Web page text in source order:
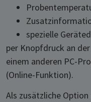
spezielle
per Knopfdruck an
einem anderen PC-
(Online-Funktion).
Als zusätzliche